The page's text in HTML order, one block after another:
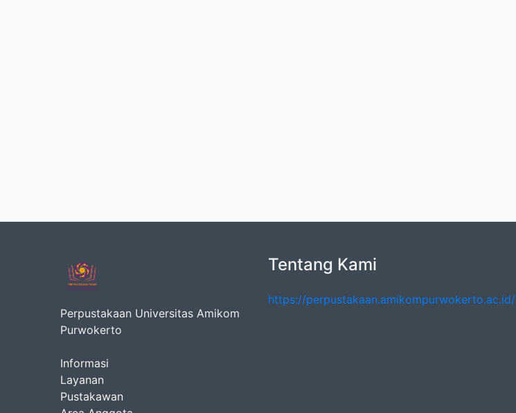
Perpustakaan Universitas Amikom
Purwokerto
Informasi
Layanan
Pustakawan
Tentang Kami
https://perpustakaan.amikompurwokerto.ac.id/